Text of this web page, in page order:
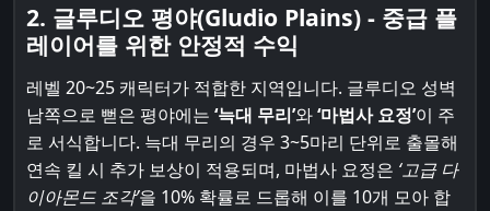
2. 글루디오 평야(Gludio Plains) - 중급 플
레이어를 위한 안정적 수익
레벨 20~25 캐릭터가 적합한 지역입니다. 글루디오 성벽
남쪽으로 뻗은 평야에는 ‘늑대 무리’와‘마법사 요정’이 주
로 서식합니다. 늑대 무리의 경우 3~5마리 단위로 출몰해
연속 킬 시 추가 보상이 적용되며, 마법사 요정은 ‘고급 다
이아몬드 조각’을 10% 확률로 드롭해 이를 10개 모아 합